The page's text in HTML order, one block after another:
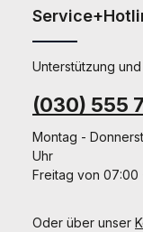
Unterstützung
(030) 555
Montag -
Uhr
Freitag von 07:00
Oder über unser